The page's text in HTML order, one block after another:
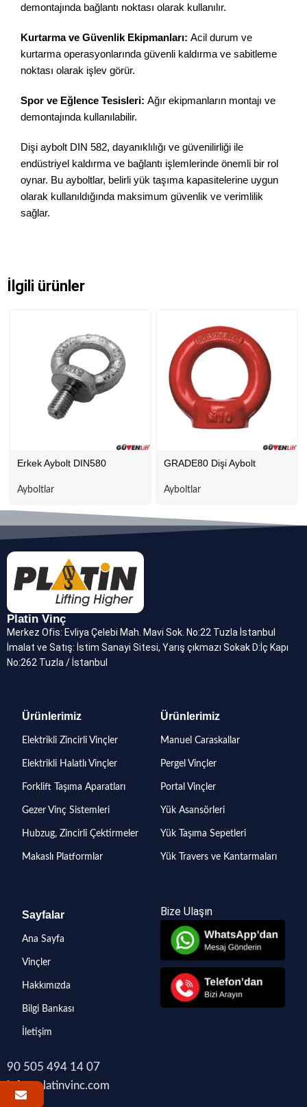
demontajında bağlantı noktası olarak kullanılır.
Kurtarma ve Güvenlik Ekipmanları: Acil durum ve
kurtarma operasyonlarında güvenli kaldırma ve sabitleme
noktası olarak işlev görür.
Spor ve Eğlence Tesisleri: Ağır ekipmanların montajı ve
demontajında kullanılabilir.
Dişi aybolt DIN 582, dayanıklılığı ve güvenilirliği ile
endüstriyel kaldırma ve bağlantı işlemlerinde önemli bir rol
oynar. Bu ayboltlar, belirli yük taşıma kapasitelerine uygun
olarak kullanıldığında maksimum güvenlik ve verimlilik
sağlar.
İlgili ürünler
Erkek Aybolt DIN580
Ayboltlar
GRADE80 Dişi Aybolt
Ayboltlar
Platin Vinç
Merkez Ofis: Evliya Çelebi Mah. Mavi Sok. No:22 Tuzla İstanbul
İmalat ve Satış: İstim Sanayi Sitesi, Yarış çıkmazı Sokak D:İç Kapı
No:262 Tuzla / İstanbul
Ürünlerimiz
Elektrikli Zincirli Vinçler
Elektrikli Halatlı Vinçler
Forklift Taşıma Aparatları
Gezer Vinç Sistemleri
Hubzug, Zincirli Çektirmeler
Makaslı Platformlar
Ürünlerimiz
Manuel Caraskallar
Pergel Vinçler
Portal Vinçler
Yük Asansörleri
Yük Taşıma Sepetleri
Yük Travers ve Kantarmaları
Sayfalar
Ana Sayfa
Vinçler
Hakkımızda
Bilgi Bankası
İletişim
Bize Ulaşın
90 505 494 14 07
info@platinvinc.com